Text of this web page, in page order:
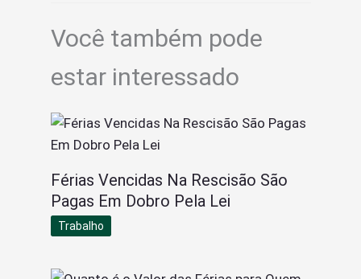
Você também pode
estar interessado
Férias Vencidas Na Rescisão São
Pagas Em Dobro Pela Lei
Trabalho